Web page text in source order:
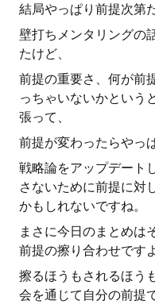
結局やっぱり前提次第
壁打ちメンタリングの
たけど、
前提の重要さ、何が前
っちゃいないかという
張って、
前提が変わったらやっ
戦略論をアップデート
さないために前提に対
かもしれないですね。
まさに今日のまとめは
前提の擦り合わせです
擦るほうもされるほう
会を通じて自分の前提